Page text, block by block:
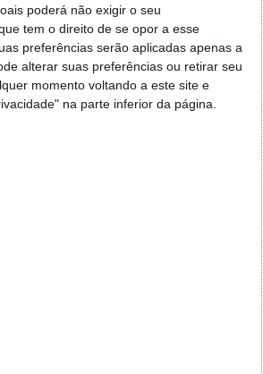
poderá não exigir o seu
tem o direito de se opor a esse
preferências serão aplicadas apenas a
alterar suas preferências ou retirar seu
momento voltando a este site e
na parte inferior da página.
artigo tem mais de um ano